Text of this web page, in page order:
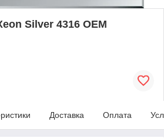
Silver 4316 OEM
Доставка Оплата